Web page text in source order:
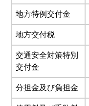
地方特例交付金
地方交付税
交通安全対策特別
交付金
分担金及び負担金